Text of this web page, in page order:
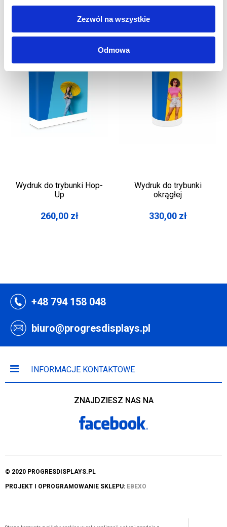
Zezwól na wszystkie
Odmowa
Wydruk do trybunki Hop-
Up
260,00 zł
Wydruk do trybunki
okrągłej
330,00 zł
+48 794 158 048
biuro@progresdisplays.pl
INFORMACJE KONTAKTOWE
ZNAJDZIESZ NAS NA
© 2020 PROGRESDISPLAYS.PL
PROJEKT I OPROGRAMOWANIE SKLEPU: EBEXO